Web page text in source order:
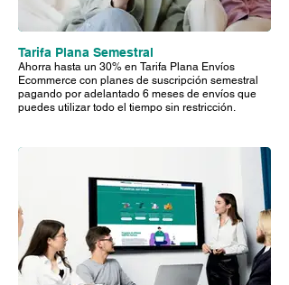
Se factura el valor más alto entre
el peso real y volumétric
Cubicaje: 200/m3
Tarifa Plana Semestral
Ahorra hasta un 30% en Tarifa Plana Envíos
Ecommerce con planes de suscripción semestral
pagando por adelantado 6 meses de envíos que
puedes utilizar todo el tiempo sin restricción.